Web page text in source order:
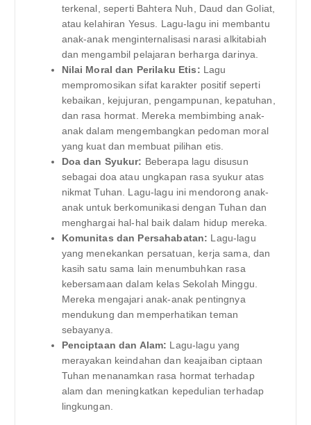
terkenal, seperti Bahtera Nuh, Daud dan Goliat,
atau kelahiran Yesus. Lagu-lagu ini membantu
anak-anak menginternalisasi narasi alkitabiah
dan mengambil pelajaran berharga darinya.
Nilai Moral dan Perilaku Etis: Lagu
mempromosikan sifat karakter positif seperti
kebaikan, kejujuran, pengampunan, kepatuhan,
dan rasa hormat. Mereka membimbing anak-
anak dalam mengembangkan pedoman moral
yang kuat dan membuat pilihan etis.
Doa dan Syukur: Beberapa lagu disusun
sebagai doa atau ungkapan rasa syukur atas
nikmat Tuhan. Lagu-lagu ini mendorong anak-
anak untuk berkomunikasi dengan Tuhan dan
menghargai hal-hal baik dalam hidup mereka.
Komunitas dan Persahabatan: Lagu-lagu
yang menekankan persatuan, kerja sama, dan
kasih satu sama lain menumbuhkan rasa
kebersamaan dalam kelas Sekolah Minggu.
Mereka mengajari anak-anak pentingnya
mendukung dan memperhatikan teman
sebayanya.
Penciptaan dan Alam: Lagu-lagu yang
merayakan keindahan dan keajaiban ciptaan
Tuhan menanamkan rasa hormat terhadap
alam dan meningkatkan kepedulian terhadap
lingkungan.